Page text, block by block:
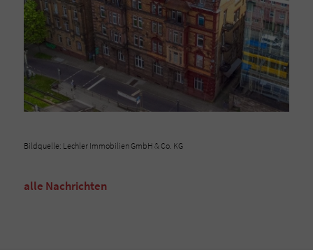
Bildquelle: Lechler Immobilien GmbH & Co. KG
alle Nachrichten